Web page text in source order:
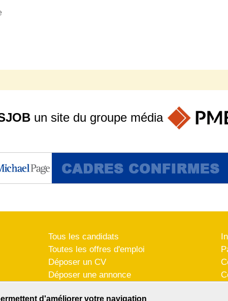
d'améliorer votre navigation
un site du groupe média
Tous les candidats
Toutes les offres d'emploi
Déposer un CV
Déposer une annonce